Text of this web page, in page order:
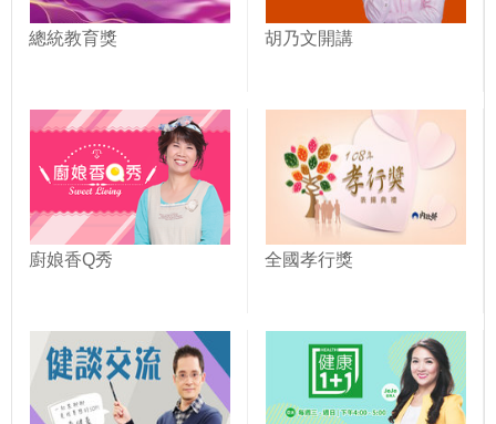
總統教育獎 胡乃文開講
廚娘香Q秀 全國孝行獎